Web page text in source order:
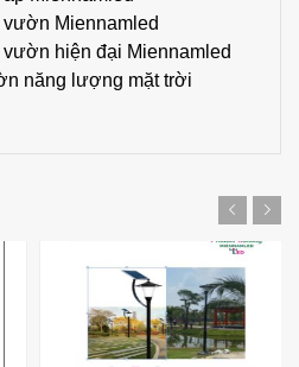
Miennamled
hiện đại Miennamled
năng lượng mặt trời